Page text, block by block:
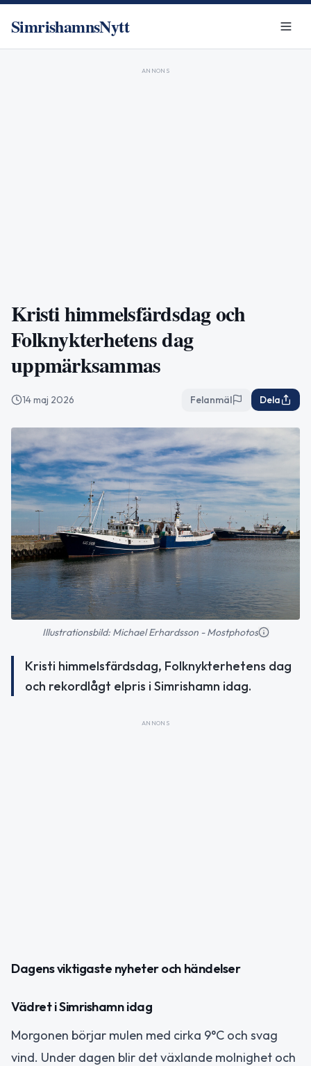
SimrishamnsNytt
ANNONS
Kristi himmelsfärdsdag och
Folknykterhetens dag
uppmärksammas
14 maj 2026 Felanmäl Dela
Illustrationsbild: Michael Erhardsson - Mostphotos
Kristi himmelsfärdsdag, Folknykterhetens dag
och rekordlågt elpris i Simrishamn idag.
ANNONS
Dagens viktigaste nyheter och händelser
Vädret i Simrishamn idag
Morgonen börjar mulen med cirka 9°C och svag
vind. Under dagen blir det växlande molnighet och